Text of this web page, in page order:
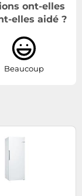
ont-elles
elles aidé ?
Beaucoup